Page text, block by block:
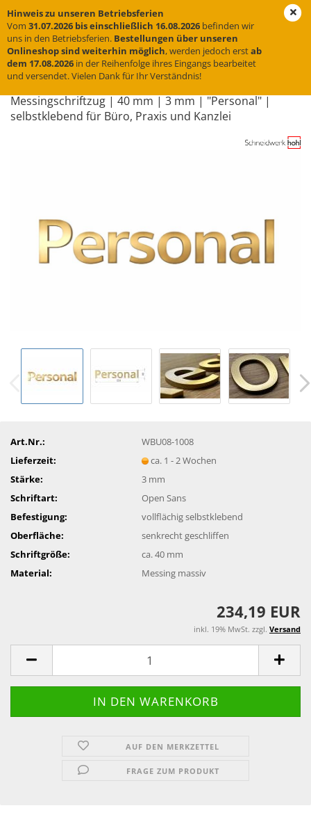
Hinweis zu unseren Betriebsferien
Vom 31.07.2026 bis einschließlich 16.08.2026 befinden wir
uns in den Betriebsferien. Bestellungen über unseren
Onlineshop sind weiterhin möglich, werden jedoch erstab
dem 17.08.2026 in der Reihenfolge ihres Eingangs bearbeitet
und versendet. Vielen Dank für Ihr Verständnis!
« Erster « zurück weiter »
Letzter »
31Artikel in dieser Kategorie
Mes­sing­schrift­zug | 40 mm | 3 mm | "Per­so­nal" |
selbst­kle­bend für Büro, Pra­xis und Kanz­lei
Art.Nr.:
WBU08-1008
Lieferzeit:
ca. 1 - 2 Wochen
Stärke:
3 mm
Schriftart:
Open Sans
Befestigung:
vollflächig selbstklebend
Oberfläche:
senkrecht geschliffen
Schriftgröße:
ca. 40 mm
Material:
Messing massiv
234,19 EUR
inkl. 19% MwSt. zzgl. Versand
AUF DEN MERKZETTEL
FRAGE ZUM PRODUKT